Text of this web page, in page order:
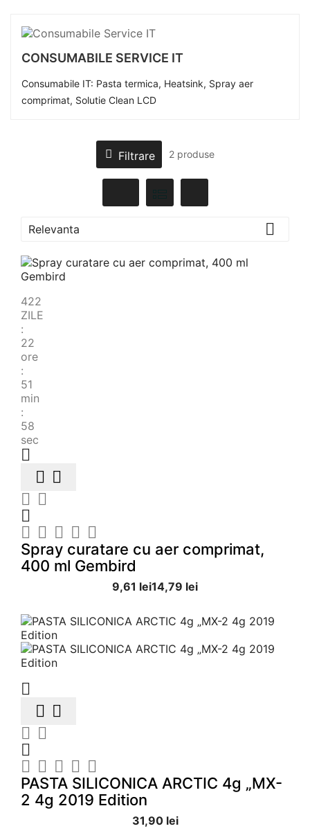
CONSUMABILE SERVICE IT
Consumabile IT: Pasta termica, Heatsink, Spray aer
comprimat, Solutie Clean LCD
 Filtrare 2 produse
Relevanta 
422
ZILE
:
22
ore
:
51
min
:
57
sec

 
 

    
Spray curatare cu aer comprimat,
400 ml Gembird
9,61 lei14,79 lei

 
 

    
PASTA SILICONICA ARCTIC 4g „MX-
2 4g 2019 Edition
31,90 lei